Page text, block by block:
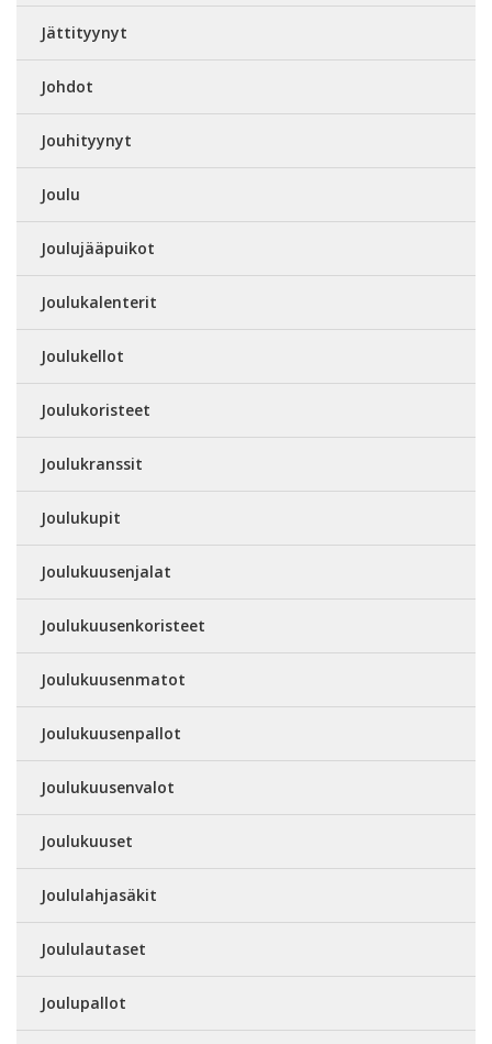
Jättityynyt
Johdot
Jouhityynyt
Joulu
Joulujääpuikot
Joulukalenterit
Joulukellot
Joulukoristeet
Joulukranssit
Joulukupit
Joulukuusenjalat
Joulukuusenkoristeet
Joulukuusenmatot
Joulukuusenpallot
Joulukuusenvalot
Joulukuuset
Joululahjasäkit
Joululautaset
Joulupallot